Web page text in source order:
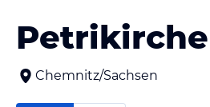
Petrikirche
Chemnitz/Sachsen